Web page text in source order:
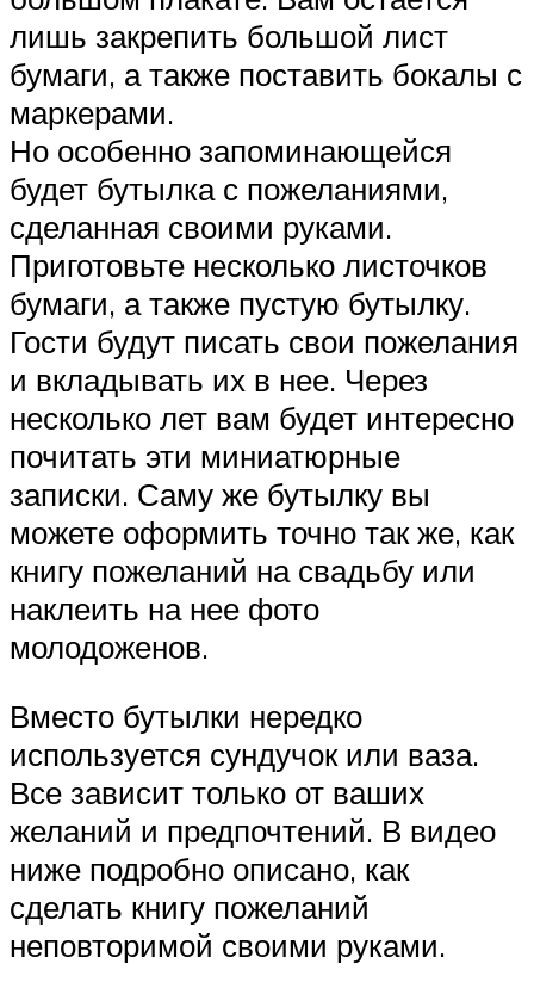
лишь закрепить большой лист
бумаги, а также поставить бокалы с
маркерами.
Но особенно запоминающейся
будет бутылка с пожеланиями,
сделанная своими руками.
Приготовьте несколько листочков
бумаги, а также пустую бутылку.
Гости будут писать свои пожелания
и вкладывать их в нее. Через
несколько лет вам будет интересно
почитать эти миниатюрные
записки. Саму же бутылку вы
можете оформить точно так же, как
книгу пожеланий на свадьбу или
наклеить на нее фото
молодоженов.
Вместо бутылки нередко
используется сундучок или ваза.
Все зависит только от ваших
желаний и предпочтений. В видео
ниже подробно описано, как
сделать книгу пожеланий
неповторимой своими руками.